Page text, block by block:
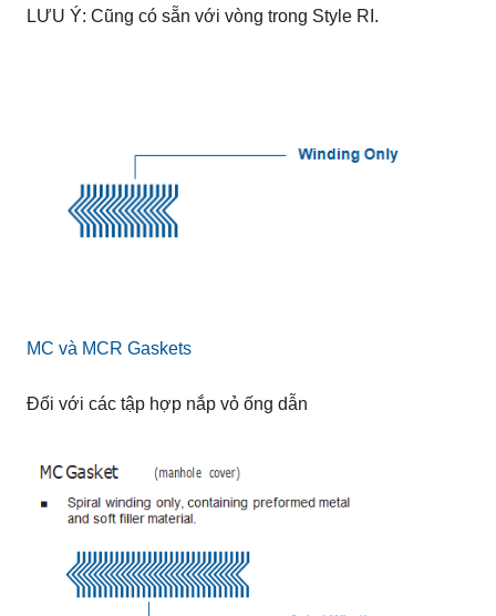
LƯU Ý: Cũng có sẵn với vòng trong Style RI.
MC và MCR Gaskets
Đối với các tập hợp nắp vỏ ống dẫn